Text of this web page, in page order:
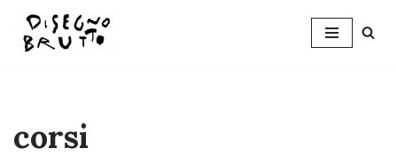
Skip
corsi